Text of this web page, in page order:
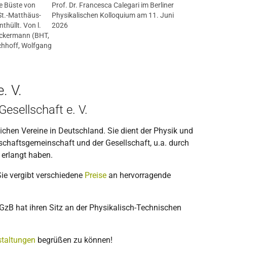
Büste von
Matthäus-
Von l.
(BHT,
Wolfgang
Prof. Dr. Francesca Calegari im Berliner
Physikalischen Kolloquium am 11. Juni
2026
V.
e. V.
Vereine in Deutschland. Sie dient der Physik und
und der Gesellschaft, u.a. durch
haben.
vergibt verschiedene Preise an hervorragende
hat ihren Sitz an der Physikalisch-Technischen
begrüßen zu können!